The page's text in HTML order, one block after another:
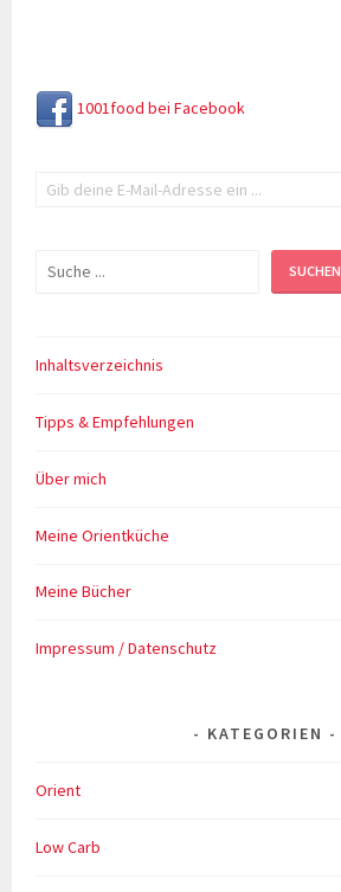
1001food bei Facebook
Suchen SUCHEN
Inhaltsverzeichnis
Tipps & Empfehlungen
Über mich
Meine Orientküche
Meine Bücher
Impressum / Datenschutz
KATEGORIEN
Orient
Low Carb